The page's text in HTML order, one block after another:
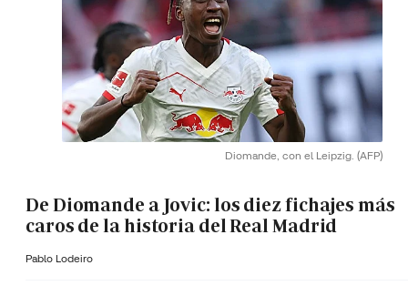
Diomande, con el Leipzig. (AFP)
De Diomande a Jovic: los diez fichajes más
caros de la historia del Real Madrid
Pablo Lodeiro